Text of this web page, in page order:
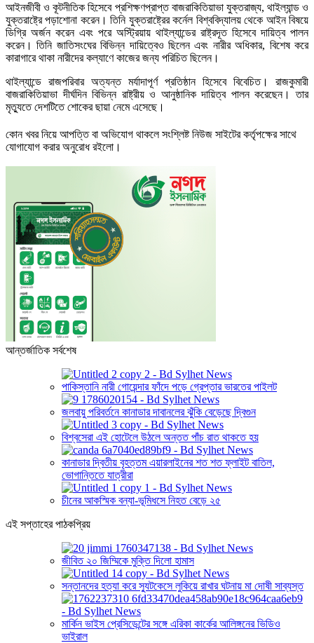
আইনজীবী ও কূটনীতিক হিসেবে প্রশিক্ষণপ্রাপ্ত বাজরাকিতিয়াভা যুক্তরাজ্য, থাইল্যান্ড ও
যুক্তরাষ্ট্রে পড়াশোনা করেন। তিনি যুক্তরাষ্ট্রের কর্নেল বিশ্ববিদ্যালয় থেকে আইন বিষয়ে
ডিগ্রি অর্জন করেন এবং পরে অস্ট্রিয়ায় থাইল্যান্ডের রাষ্ট্রদূত হিসেবে দায়িত্ব পালন
করেন। তিনি জাতিসংঘের বিভিন্ন দায়িত্বেও ছিলেন এবং নারীর অধিকার, বিশেষ করে
কারাগারে থাকা নারীদের কল্যাণে কাজের জন্য পরিচিত ছিলেন।
থাইল্যান্ডে রাজপরিবার অত্যন্ত মর্যাদাপূর্ণ প্রতিষ্ঠান হিসেবে বিবেচিত। রাজকুমারী
বাজরাকিতিয়াভা দীর্ঘদিন বিভিন্ন রাষ্ট্রীয় ও আনুষ্ঠানিক দায়িত্ব পালন করেছেন। তার
মৃত্যুতে দেশটিতে শোকের ছায়া নেমে এসেছে।
কোন খবর নিয়ে আপত্তি বা অভিযোগ থাকলে সংশ্লিষ্ট নিউজ সাইটের কর্তৃপক্ষের সাথে
যোগাযোগ করার অনুরোধ রইলো।
আন্তর্জাতিক সর্বশেষ
পাকিস্তানি নারী গোয়েন্দার ফাঁদে পড়ে গ্রেপ্তার ভারতের পাইলট
জলবায়ু পরিবর্তনে কানাডার দাবানলের ঝুঁকি বেড়েছে দ্বিগুন
বিশ্বসেরা এই হোটেলে উঠলে অন্তত পাঁচ রাত থাকতে হয়
কানাডার দ্বিতীয় বৃহত্তম এয়ারলাইনের শত শত ফ্লাইট বাতিল,
ভোগান্তিতে যাত্রীরা
চীনের আকস্মিক বন্যা-ভূমিধসে নিহত বেড়ে ২৫
এই সপ্তাহের পাঠকপ্রিয়
জীবিত ২০ জিম্মিকে মুক্তি দিলো হামাস
সন্তানদের হত্যা করে স্যুটকেসে লুকিয়ে রাখার ঘটনায় মা দোষী সাব্যস্ত
মার্কিন ভাইস প্রেসিডেন্টের সঙ্গে এরিকা কার্কের আলিঙ্গনের ভিডিও
ভাইরাল